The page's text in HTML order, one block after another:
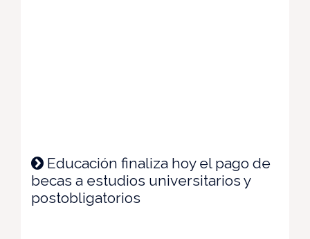
Educación finaliza hoy el pago de
becas a estudios universitarios y
postobligatorios